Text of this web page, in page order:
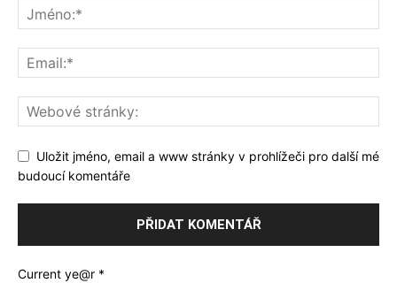
Uložit jméno, email a www stránky v prohlížeči pro další mé
budoucí komentáře
Current ye@r *